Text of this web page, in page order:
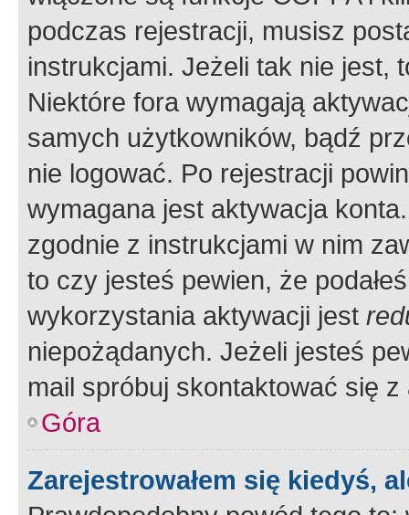
podczas rejestracji, musisz
instrukcjami. Jeżeli tak nie jest,
Niektóre fora wymagają
samych użytkowników, bądź
nie logować. Po rejestracji
wymagana jest aktywacja
zgodnie z instrukcjami w nim
to czy jesteś pewien, że
wykorzystania aktywacji jest
niepożądanych. Jeżeli jesteś
mail spróbuj skontaktować się
Góra
Zarejestrowałem się kiedyś,